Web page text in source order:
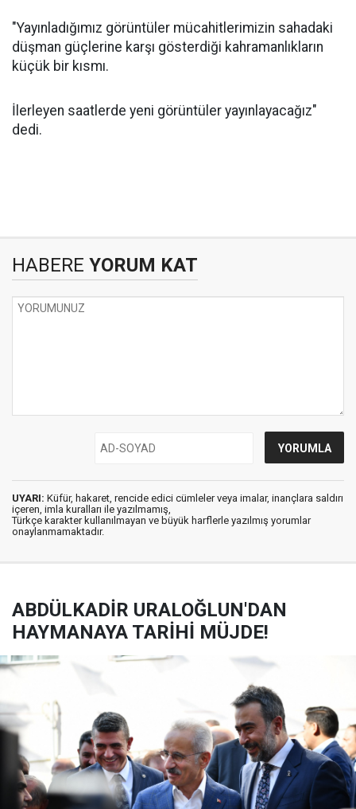
"Yayınladığımız görüntüler mücahitlerimizin sahadaki
düşman güçlerine karşı gösterdiği kahramanlıkların
küçük bir kısmı.
İlerleyen saatlerde yeni görüntüler yayınlayacağız"
dedi.
HABERE YORUM KAT
UYARI: Küfür, hakaret, rencide edici cümleler veya imalar, inançlara saldırı
içeren, imla kuralları ile yazılmamış,
Türkçe karakter kullanılmayan ve büyük harflerle yazılmış yorumlar
onaylanmamaktadır.
ABDÜLKADİR URALOĞLUN'DAN
HAYMANAYA TARİHİ MÜJDE!